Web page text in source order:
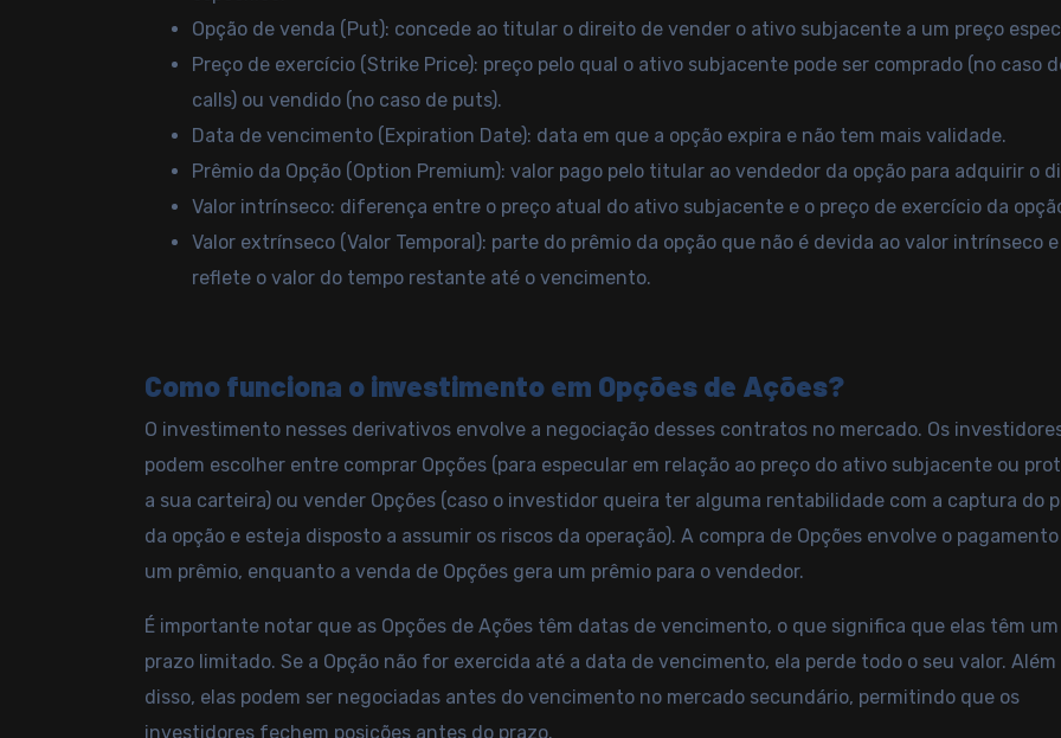
Opção de venda (Put): concede ao titular o direito de vender o ativo subjacente a um preço
Preço de exercício (Strike Price): preço pelo qual o ativo subjacente pode ser comprado (no caso
calls) ou vendido (no caso de puts).
Data de vencimento (Expiration Date): data em que a opção expira e não tem mais validade.
Prêmio da Opção (Option Premium): valor pago pelo titular ao vendedor da opção para adquirir o
Valor intrínseco: diferença entre o preço atual do ativo subjacente e o preço de exercício da
Valor extrínseco (Valor Temporal): parte do prêmio da opção que não é devida ao valor intrínseco e
reflete o valor do tempo restante até o vencimento.
Como funciona o investimento em Opções de Ações?
O investimento nesses derivativos envolve a negociação desses contratos no mercado. Os
podem escolher entre comprar Opções (para especular em relação ao preço do ativo subjacente ou
a sua carteira) ou vender Opções (caso o investidor queira ter alguma rentabilidade com a captura do
da opção e esteja disposto a assumir os riscos da operação). A compra de Opções envolve o
um prêmio, enquanto a venda de Opções gera um prêmio para o vendedor.
É importante notar que as Opções de Ações têm datas de vencimento, o que significa que elas têm um
prazo limitado. Se a Opção não for exercida até a data de vencimento, ela perde todo o seu valor. Além
disso, elas podem ser negociadas antes do vencimento no mercado secundário, permitindo que os
investidores fechem posições antes do prazo.